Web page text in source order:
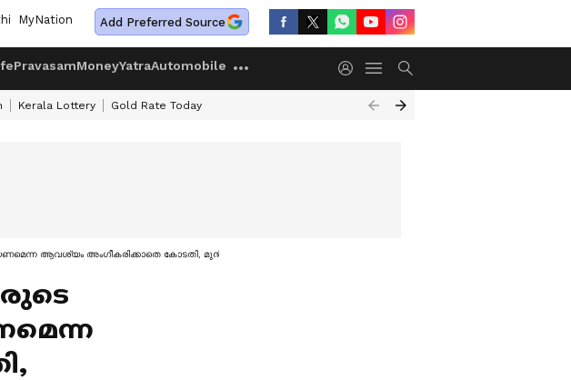
MyNation Add Preferred Source
PravasamMoneyYatraAutomobile
Kerala Lottery Gold Rate Today
ആവശ്യം അംഗീകരിക്കാതെ കോടതി, മുൻ‌കൂർ ജാമ്യാപേക്ഷ നാളെ പരിഗണിക്കും